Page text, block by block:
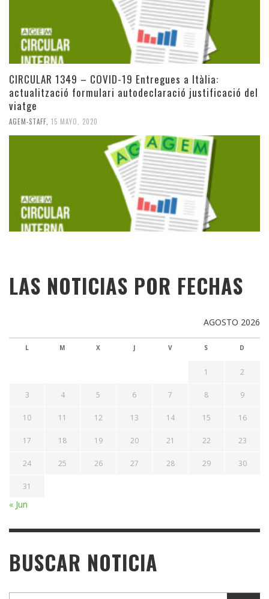
CIRCULAR 1349 – COVID-19 Entregues a Itàlia:
actualització formulari autodeclaració justificació del
viatge
AGEM-STAFF 15 MAYO, 2020
LAS NOTICIAS POR FECHAS
AGOSTO 2026
L M X J V S D
1 2
3 4 5 6 7 8 9
10 11 12 13 14 15 16
17 18 19 20 21 22 23
24 25 26 27 28 29 30
31
« Jun
BUSCAR NOTICIA